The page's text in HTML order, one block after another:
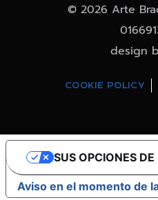
© 2026 Arte
design
COOKIE POLICY
Aviso en el momento de
SUS OPCIONES